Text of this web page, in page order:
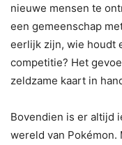
nieuwe mensen te
een gemeenschap
eerlijk zijn, wie houdt
competitie? Het
zeldzame kaart in
Bovendien is er altijd
wereld van